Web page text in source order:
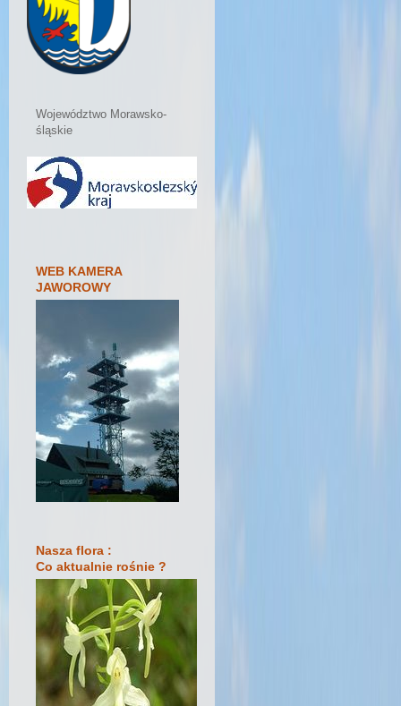
Województwo Morawsko-
śląskie
WEB KAMERA
JAWOROWY
Nasza flora :
Co aktualnie rośnie ?